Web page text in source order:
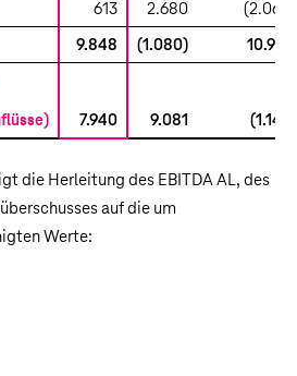
613 2.680 (2.067)
9.848 (1.080) 10.928
7.940 9.081 (1.141)
die Herleitung des EBITDA AL, des
auf die um
Werte: